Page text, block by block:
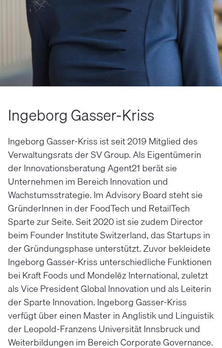
Ingeborg Gasser-Kriss
Ingeborg Gasser-Kriss ist seit 2019 Mitglied des
Verwaltungsrats der SV Group. Als Eigentümerin
der Innovationsberatung Agent21 berät sie
Unternehmen im Bereich Innovation und
Wachstumsstrategie. Im Advisory Board steht sie
GründerInnen in der FoodTech und RetailTech
Sparte zur Seite. Seit 2020 ist sie zudem Director
beim Founder Institute Switzerland, das Startups in
der Gründungsphase unterstützt. Zuvor bekleidete
Ingeborg Gasser-Kriss unterschiedliche Funktionen
bei Kraft Foods und Mondelēz International, zuletzt
als Vice President Global Innovation und als Leiterin
der Sparte Innovation. Ingeborg Gasser-Kriss
verfügt über einen Master in Anglistik und Linguistik
der Leopold-Franzens Universität Innsbruck und
Weiterbildungen im Bereich Corporate Governance.